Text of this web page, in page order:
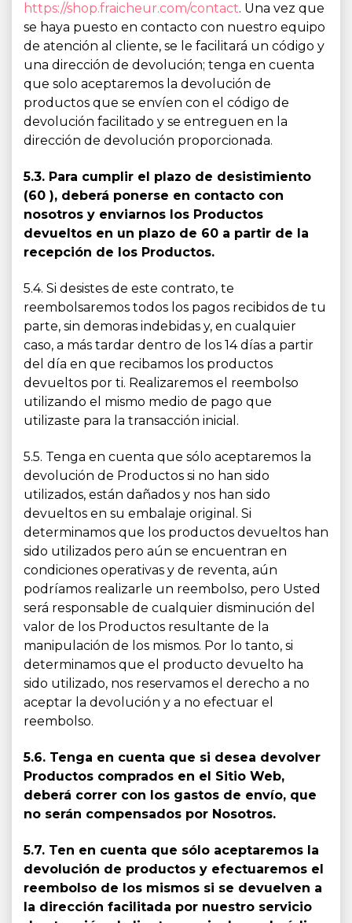
https://shop.fraicheur.com/contact. Una vez que
se haya puesto en contacto con nuestro equipo
de atención al cliente, se le facilitará un código y
una dirección de devolución; tenga en cuenta
que solo aceptaremos la devolución de
productos que se envíen con el código de
devolución facilitado y se entreguen en la
dirección de devolución proporcionada.
5.3. Para cumplir el plazo de desistimiento
(60 ), deberá ponerse en contacto con
nosotros y enviarnos los Productos
devueltos en un plazo de 60 a partir de la
recepción de los Productos.
5.4. Si desistes de este contrato, te
reembolsaremos todos los pagos recibidos de tu
parte, sin demoras indebidas y, en cualquier
caso, a más tardar dentro de los 14 días a partir
del día en que recibamos los productos
devueltos por ti. Realizaremos el reembolso
utilizando el mismo medio de pago que
utilizaste para la transacción inicial.
5.5. Tenga en cuenta que sólo aceptaremos la
devolución de Productos si no han sido
utilizados, están dañados y nos han sido
devueltos en su embalaje original. Si
determinamos que los productos devueltos han
sido utilizados pero aún se encuentran en
condiciones operativas y de reventa, aún
podríamos realizarle un reembolso, pero Usted
será responsable de cualquier disminución del
valor de los Productos resultante de la
manipulación de los mismos. Por lo tanto, si
determinamos que el producto devuelto ha
sido utilizado, nos reservamos el derecho a no
aceptar la devolución y a no efectuar el
reembolso.
5.6. Tenga en cuenta que si desea devolver
Productos comprados en el Sitio Web,
deberá correr con los gastos de envío, que
no serán compensados por Nosotros.
5.7. Ten en cuenta que sólo aceptaremos la
devolución de productos y efectuaremos el
reembolso de los mismos si se devuelven a
la dirección facilitada por nuestro servicio